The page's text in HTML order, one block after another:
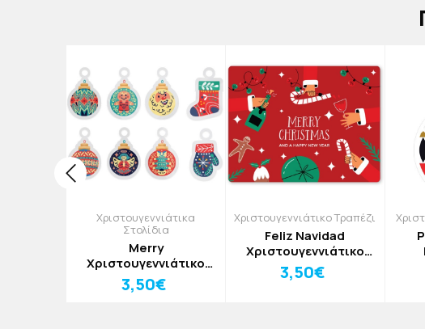
Χριστουγεννιάτικα
Στολίδια
Merry
Χριστουγεννιάτικο
Στολίδι Santa Claus
3,50€
Χριστουγεννιάτικο Τραπέζι
Feliz Navidad
Χριστουγεννιάτικο
Σουπλά Από PVC Με
Εκτύπωση 33x43cm
3,50€